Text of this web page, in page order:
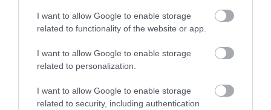
I want to allow Google to enable storage
related to functionality of the website or app.
I want to allow Google to enable storage
related to personalization.
I want to allow Google to enable storage
related to security, including authentication
πληροφορίες.